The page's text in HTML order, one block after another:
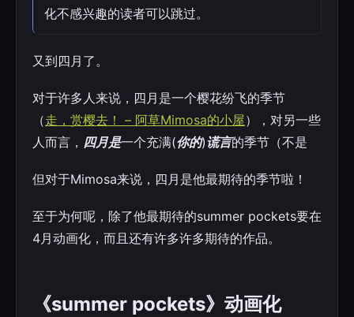
化不感兴趣的读者可以跳过。
又到四月了。
对于许多人来说，四月是一个樱花纷飞的季节
（走，赏樱去！ – 阿草Mimosa的小屋），对另一些
人而言， 四月是一个充满(你的)谎言的季节（不是
但对于Mimosa来说，四月是他最期待的季节啦！
至于为何呢，除了他最期待的summer pockets要在
4月动画化，而且还有许多许多期待的作品。
《summer pockets》动画化